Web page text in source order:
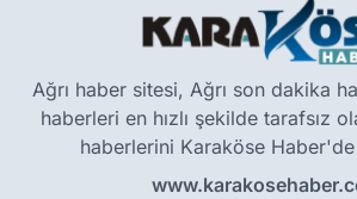
Ağrı haber sitesi, Ağrı son dakika
haberleri en hızlı şekilde tarafsız
haberlerini Karaköse